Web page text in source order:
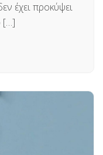
έχει προκύψει
[…]